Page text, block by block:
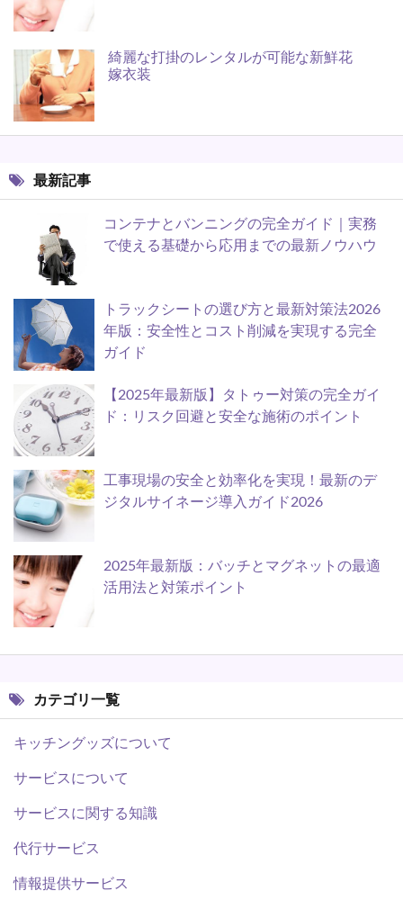
綺麗な打掛のレンタルが可能な新鮮花
嫁衣装
最新記事
コンテナとバンニングの完全ガイド｜実務
で使える基礎から応用までの最新ノウハウ
トラックシートの選び方と最新対策法2026
年版：安全性とコスト削減を実現する完全
ガイド
【2025年最新版】タトゥー対策の完全ガイ
ド：リスク回避と安全な施術のポイント
工事現場の安全と効率化を実現！最新のデ
ジタルサイネージ導入ガイド2026
2025年最新版：バッチとマグネットの最適
活用法と対策ポイント
カテゴリ一覧
キッチングッズについて
サービスについて
サービスに関する知識
代行サービス
情報提供サービス